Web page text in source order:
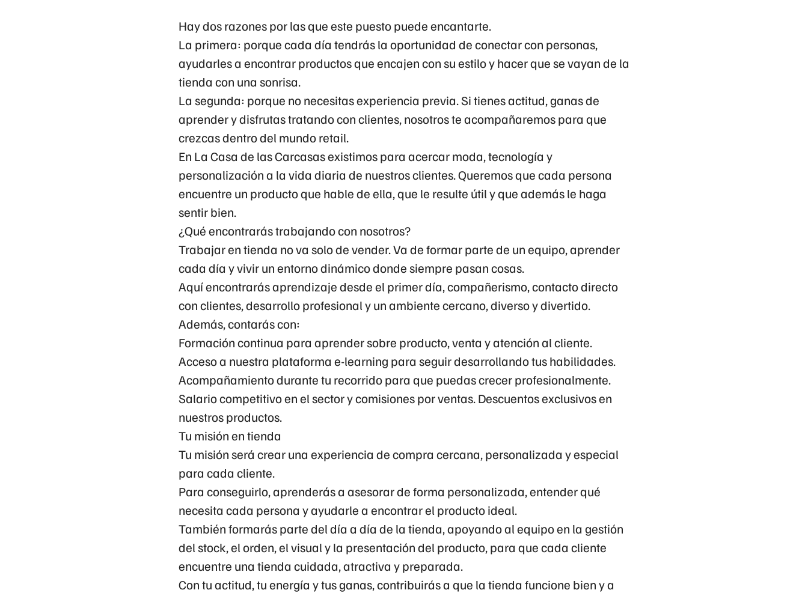
Hay dos razones por las que este puesto puede encantarte.
La primera: porque cada día tendrás la oportunidad de conectar con personas,
ayudarles a encontrar productos que encajen con su estilo y hacer que se vayan de la
tienda con una sonrisa.
La segunda: porque no necesitas experiencia previa. Si tienes actitud, ganas de
aprender y disfrutas tratando con clientes, nosotros te acompañaremos para que
crezcas dentro del mundo retail.
En La Casa de las Carcasas existimos para acercar moda, tecnología y
personalización a la vida diaria de nuestros clientes. Queremos que cada persona
encuentre un producto que hable de ella, que le resulte útil y que además le haga
sentir bien.
¿Qué encontrarás trabajando con nosotros?
Trabajar en tienda no va solo de vender. Va de formar parte de un equipo, aprender
cada día y vivir un entorno dinámico donde siempre pasan cosas.
Aquí encontrarás aprendizaje desde el primer día, compañerismo, contacto directo
con clientes, desarrollo profesional y un ambiente cercano, diverso y divertido.
Además, contarás con:
Formación continua para aprender sobre producto, venta y atención al cliente.
Acceso a nuestra plataforma e-learning para seguir desarrollando tus habilidades.
Acompañamiento durante tu recorrido para que puedas crecer profesionalmente.
Salario competitivo en el sector y comisiones por ventas. Descuentos exclusivos en
nuestros productos.
Tu misión en tienda
Tu misión será crear una experiencia de compra cercana, personalizada y especial
para cada cliente.
Para conseguirlo, aprenderás a asesorar de forma personalizada, entender qué
necesita cada persona y ayudarle a encontrar el producto ideal.
También formarás parte del día a día de la tienda, apoyando al equipo en la gestión
del stock, el orden, el visual y la presentación del producto, para que cada cliente
encuentre una tienda cuidada, atractiva y preparada.
Con tu actitud, tu energía y tus ganas, contribuirás a que la tienda funcione bien y a